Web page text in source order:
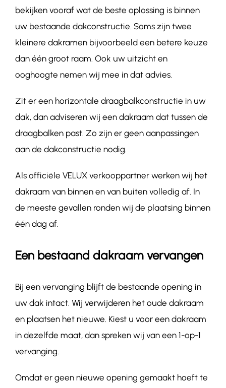
bekijken vooraf wat de beste oplossing is binnen
uw bestaande dakconstructie. Soms zijn twee
kleinere dakramen bijvoorbeeld een betere keuze
dan één groot raam. Ook uw uitzicht en
ooghoogte nemen wij mee in dat advies.
Zit er een horizontale draagbalkconstructie in uw
dak, dan adviseren wij een dakraam dat tussen de
draagbalken past. Zo zijn er geen aanpassingen
aan de dakconstructie nodig.
Als officiële VELUX verkooppartner werken wij het
dakraam van binnen en van buiten volledig af. In
de meeste gevallen ronden wij de plaatsing binnen
één dag af.
Een bestaand dakraam vervangen
Bij een vervanging blijft de bestaande opening in
uw dak intact. Wij verwijderen het oude dakraam
en plaatsen het nieuwe. Kiest u voor een dakraam
in dezelfde maat, dan spreken wij van een 1-op-1
vervanging.
Omdat er geen nieuwe opening gemaakt hoeft te